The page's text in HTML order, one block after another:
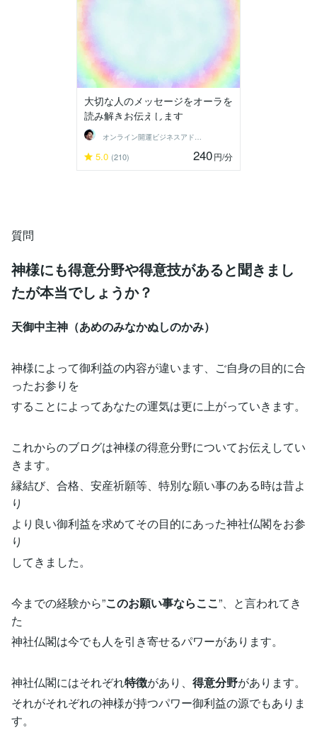
大切な人のメッセージをオーラを
読み解きお伝えします
オンライン開運ビジネスアドバイザー＠志念
5.0 (210) 240円/分
質問
神様にも得意分野や得意技があると聞きまし
たが本当でしょうか？
天御中主神（あめのみなかぬしのかみ）
神様によって御利益の内容が違います、ご自身の目的に合
ったお参りを
することによってあなたの運気は更に上がっていきます。
これからのブログは神様の得意分野についてお伝えしてい
きます。
縁結び、合格、安産祈願等、特別な願い事のある時は昔よ
り
より良い御利益を求めてその目的にあった神社仏閣をお参
り
してきました。
今までの経験から”このお願い事ならここ”、と言われてき
た
神社仏閣は今でも人を引き寄せるパワーがあります。
神社仏閣にはそれぞれ特徴があり、 得意分野があります。
それがそれぞれの神様が持つパワー御利益の源でもありま
す。